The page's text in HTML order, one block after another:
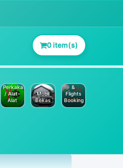
0 item(s)
Perkakas
/ Alat-
Alat
Mobil
Bekas
&
Flights
Booking